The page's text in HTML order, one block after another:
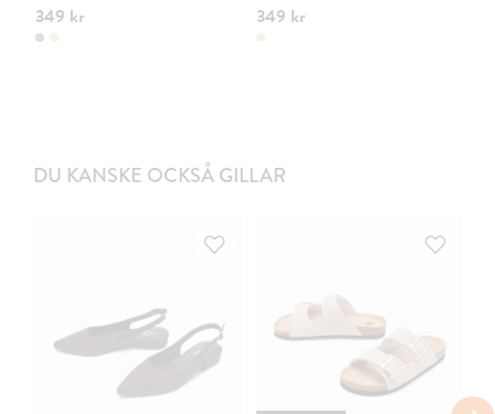
349 kr 349 kr
DU KANSKE OCKSÅ GILLAR